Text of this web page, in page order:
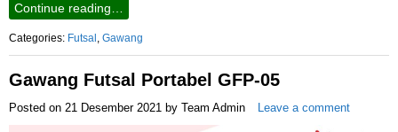
Continue reading…
Categories: Futsal Gawang
Gawang Futsal Portabel GFP-05
Posted on 21 Desember 2021 by Team Admin Leave a comment